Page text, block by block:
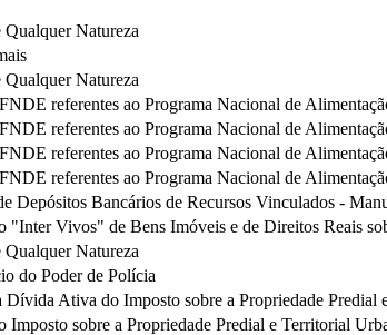
Natureza
Natureza
referentes ao Programa Nacional de
referentes ao Programa Nacional de
referentes ao Programa Nacional de
referentes ao Programa Nacional de
Depósitos Bancários de Recursos Vinculados -
"Inter Vivos" de Bens Imóveis e de Direitos Reais
Natureza
do Poder de Polícia
Dívida Ativa do Imposto sobre a Propriedade
Imposto sobre a Propriedade Predial e Territorial